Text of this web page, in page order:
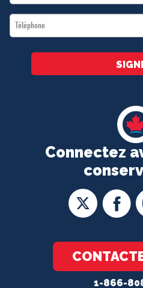
Connectez
1-866-
*
Téléphone
*